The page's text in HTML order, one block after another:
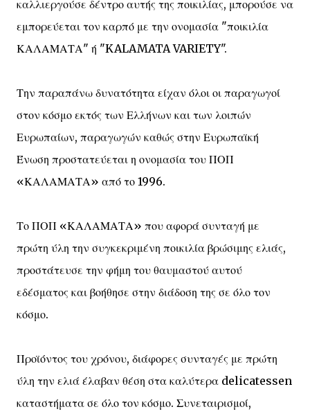
καλλιεργούσε δέντρο αυτής της ποικιλίας, μπορούσε να
εμπορεύεται τον καρπό με την ονομασία "ποικιλία
ΚΑΛΑΜΑΤΑ" ή "KALAMATA VARIETY".
Την παραπάνω δυνατότητα είχαν όλοι οι παραγωγοί
στον κόσμο εκτός των Ελλήνων και των λοιπών
Ευρωπαίων, παραγωγών καθώς στην Ευρωπαϊκή
Ένωση προστατεύεται η ονομασία του ΠΟΠ
«ΚΑΛΑΜΑΤΑ» από το 1996.
Το ΠΟΠ «ΚΑΛΑΜΑΤΑ» που αφορά συνταγή με
πρώτη ύλη την συγκεκριμένη ποικιλία βρώσιμης ελιάς,
προστάτευσε την φήμη του θαυμαστού αυτού
εδέσματος και βοήθησε στην διάδοση της σε όλο τον
κόσμο.
Προϊόντος του χρόνου, διάφορες συνταγές με πρώτη
ύλη την ελιά έλαβαν θέση στα καλύτερα delicatessen
καταστήματα σε όλο τον κόσμο. Συνεταιρισμοί,